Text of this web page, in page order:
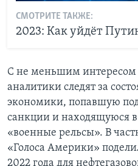
СМОТРИТЕ ТАКЖЕ:
2023: Как уйдёт
С не меньшим интересом
аналитики следят за
экономики, попавшую
санкции и находящуюся в
«военные рельсы». В
«Голоса Америки»
2022 года для